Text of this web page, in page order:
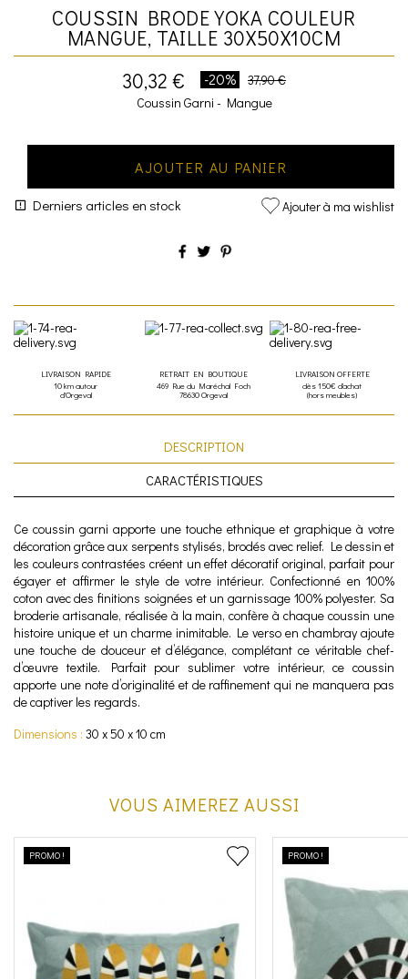
COUSSIN BRODE YOKA COULEUR
MANGUE, TAILLE 30X50X10CM
30,32 €
-20%
37,90 €
Coussin Garni - Mangue
AJOUTER AU PANIER
Derniers articles en stock Ajouter à ma wishlist
LIVRAISON RAPIDE
10 km autour
d'Orgeval
RETRAIT EN BOUTIQUE
469 Rue du Maréchal Foch
78630 Orgeval
LIVRAISON OFFERTE
dès 150€ d'achat
(hors meubles)
DESCRIPTION
CARACTÉRISTIQUES
Ce coussin garni apporte une touche ethnique et graphique à votre
décoration grâce aux serpents stylisés, brodés avec relief. Le dessin et
les couleurs contrastées créent un effet décoratif original, parfait pour
égayer et affirmer le style de votre intérieur. Confectionné en 100%
coton avec des finitions soignées et un garnissage 100% polyester. Sa
broderie artisanale, réalisée à la main, confère à chaque coussin une
histoire unique et un charme inimitable. Le verso en chambray ajoute
une touche de douceur et d’élégance, complétant ce véritable chef-
d’œuvre textile. Parfait pour sublimer votre intérieur, ce coussin
apporte une note d’originalité et de raffinement qui ne manquera pas
de captiver les regards.
Dimensions : 30 x 50 x 10 cm
VOUS AIMEREZ AUSSI
PROMO ! PROMO !